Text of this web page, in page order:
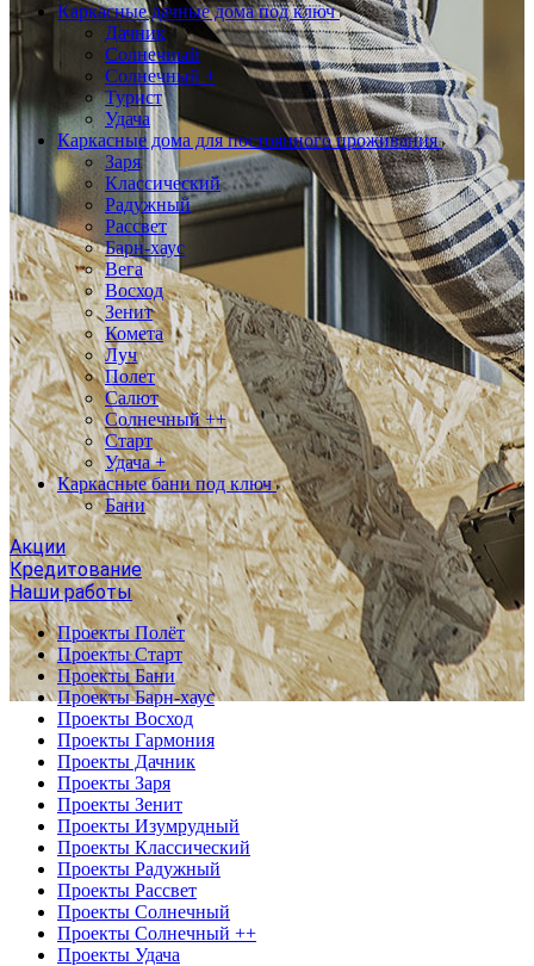
Каркасные дачные дома под ключ
Дачник
Солнечный
Солнечный +
Турист
Удача
Каркасные дома для постоянного проживания
Заря
Классический
Радужный
Рассвет
Барн-хаус
Вега
Восход
Зенит
Комета
Луч
Полет
Салют
Солнечный ++
Старт
Удача +
Каркасные бани под ключ
Бани
Акции
Кредитование
Наши работы
Проекты Полёт
Проекты Старт
Проекты Бани
Проекты Барн-хаус
Проекты Восход
Проекты Гармония
Проекты Дачник
Проекты Заря
Проекты Зенит
Проекты Изумрудный
Проекты Классический
Проекты Радужный
Проекты Рассвет
Проекты Солнечный
Проекты Солнечный ++
Проекты Удача